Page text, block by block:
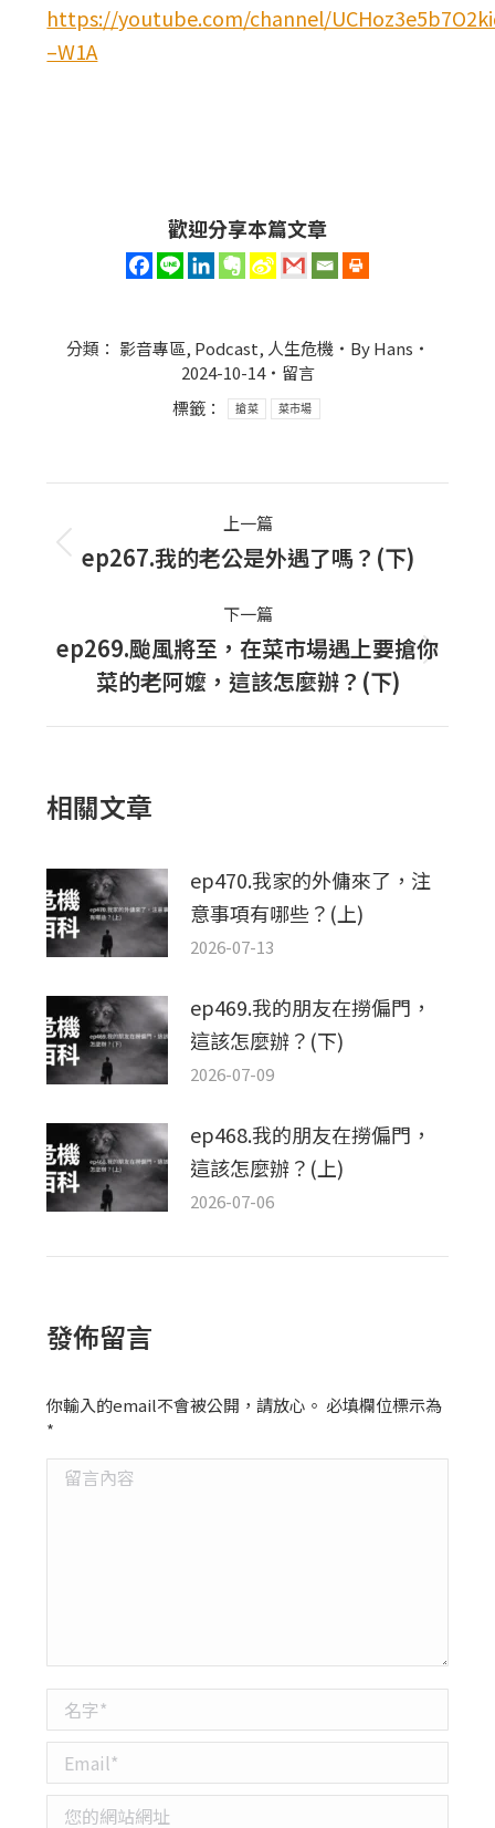
https://youtube.com/channel/
–W1A
歡迎分享本篇文章
分類： 影音專區, Podcast, 人生危機 ByHans
2024-10-14
留言
標籤：
搶菜 菜市場
navigation
上一篇
上
篇
文
章：
ep267.我的老公是外遇了嗎？(下)
下一篇
下
一
篇
ep269.颱風將至，在菜市場遇上要搶你
菜的老阿嬤，這該怎麼辦？(下)
相關文章
ep470.我家的外傭來了，注
意事項有哪些？(上)
2026-07-13
ep469.我的朋友在撈偏門，
這該怎麼辦？(下)
2026-07-09
ep468.我的朋友在撈偏門，
這該怎麼辦？(上)
2026-07-06
發佈留言
你輸入的email不會被公開，請放心。 必填欄位標示為
*
留言內容
名字 *
Email *
您的網站網址